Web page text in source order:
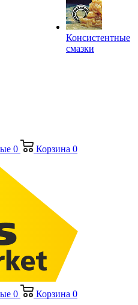
Консистентные
смазки
0 Корзина 0
0 Корзина 0